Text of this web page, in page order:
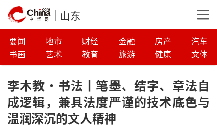
山东
要闻 地市 财经 金融 房产
汽车
书画
艺术 教育 旅游 健康 文体
李木教·书法丨笔墨、结字、章法自
成逻辑，兼具法度严谨的技术底色与
温润深沉的文人精神